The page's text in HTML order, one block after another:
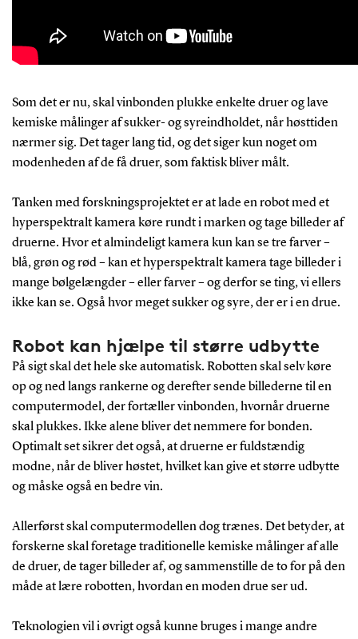
Som det er nu, skal vinbonden plukke enkelte druer og lave
kemiske målinger af sukker- og syreindholdet, når høsttiden
nærmer sig. Det tager lang tid, og det siger kun noget om
modenheden af de få druer, som faktisk bliver målt.
Tanken med forskningsprojektet er at lade en robot med et
hyperspektralt kamera køre rundt i marken og tage billeder af
druerne. Hvor et almindeligt kamera kun kan se tre farver –
blå, grøn og rød – kan et hyperspektralt kamera tage billeder i
mange bølgelængder – eller farver – og derfor se ting, vi ellers
ikke kan se. Også hvor meget sukker og syre, der er i en drue.
Robot kan hjælpe til større udbytte
På sigt skal det hele ske automatisk. Robotten skal selv køre
op og ned langs rankerne og derefter sende billederne til en
computermodel, der fortæller vinbonden, hvornår druerne
skal plukkes. Ikke alene bliver det nemmere for bonden.
Optimalt set sikrer det også, at druerne er fuldstændig
modne, når de bliver høstet, hvilket kan give et større udbytte
og måske også en bedre vin.
Allerførst skal computermodellen dog trænes. Det betyder, at
forskerne skal foretage traditionelle kemiske målinger af alle
de druer, de tager billeder af, og sammenstille de to for på den
måde at lære robotten, hvordan en moden drue ser ud.
Teknologien vil i øvrigt også kunne bruges i mange andre